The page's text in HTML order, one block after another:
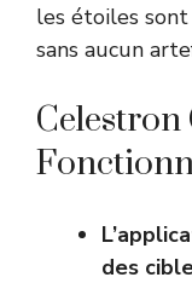
les étoiles
sans aucun
Celestron
des